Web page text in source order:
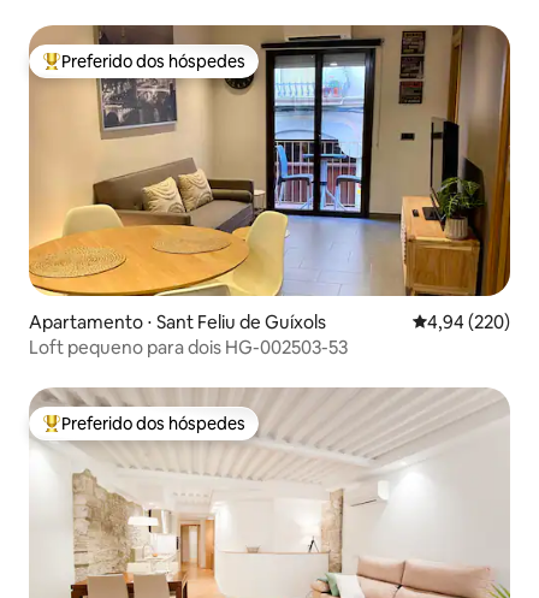
Entre os melhores preferidos dos hóspedes
Preferido dos hóspedes
Apartamento ⋅ Sant Feliu de Guíxols 4,94 de uma
4,94 (220)
Loft pequeno para dois HG-002503-53
Entre os melhores preferidos dos hóspedes
Preferido dos hóspedes